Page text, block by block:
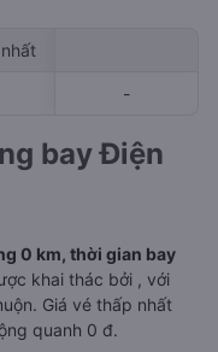
-
-
bay Điện
0 km, thời gian bay
khai thác bởi , với
Giá vé thấp nhất
quanh 0 đ.